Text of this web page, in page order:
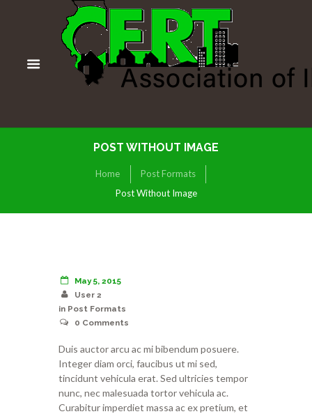
POST WITHOUT IMAGE
Home
Post Formats
Post Without Image
May 5, 2015
User 2
in Post Formats
0 Comments
Duis auctor arcu ac mi bibendum posuere.
Integer diam orci, faucibus ut mi sed,
tincidunt vehicula erat. Sed ultricies tempor
nunc, nec malesuada tortor vehicula ac.
Curabitur imperdiet massa ac ex pretium, et